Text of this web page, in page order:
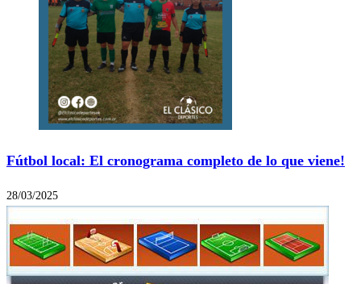
Fútbol local: El cronograma completo de lo que viene!
28/03/2025